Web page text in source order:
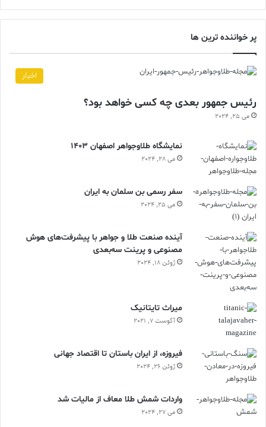
پر خواننده ترین ها
اخبار
رئیس جمهور بعدی چه کسی خواهد بود؟
می 25, 2024
نمایشگاه طلاوجواهر اصفهان 1403
می 28, 2024
سفر رسمی بن سلمان به ایران
می 25, 2024
آینده صنعت طلا و جواهر با پیشرفت‌های هوش
مصنوعی و پرینت سه‌بعدی
ژوئن 18, 2024
ميراث تايتانيک
آگوست 7, 2021
فیروزه، از ایران باستان تا اقتصاد جهانی
ژوئن 26, 2024
واردات شمش طلا معاف از مالیات شد
می 27, 2024